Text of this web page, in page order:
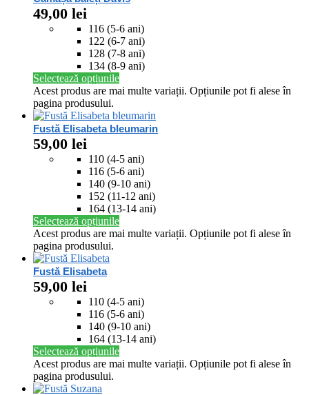
49,00 lei
116 (5-6 ani)
122 (6-7 ani)
128 (7-8 ani)
134 (8-9 ani)
Selectează opțiunile
Acest produs are mai multe variații. Opțiunile pot fi alese în
pagina produsului.
Fustă Elisabeta bleumarin
59,00 lei
110 (4-5 ani)
116 (5-6 ani)
140 (9-10 ani)
152 (11-12 ani)
164 (13-14 ani)
Selectează opțiunile
Acest produs are mai multe variații. Opțiunile pot fi alese în
pagina produsului.
Fustă Elisabeta
59,00 lei
110 (4-5 ani)
116 (5-6 ani)
140 (9-10 ani)
164 (13-14 ani)
Selectează opțiunile
Acest produs are mai multe variații. Opțiunile pot fi alese în
pagina produsului.